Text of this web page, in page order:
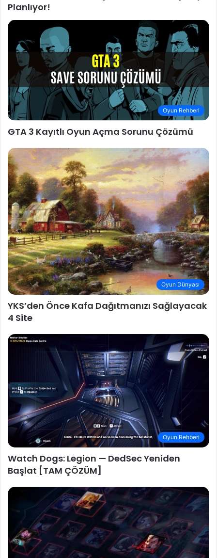
Planlıyor!
Oyun Rehberi
GTA 3 Kayıtlı Oyun Açma Sorunu Çözümü
Oyun Dünyası
YKS’den Önce Kafa Dağıtmanızı Sağlayacak
4 Site
Oyun Rehberi
Watch Dogs: Legion — DedSec Yeniden
Başlat [TAM ÇÖZÜM]